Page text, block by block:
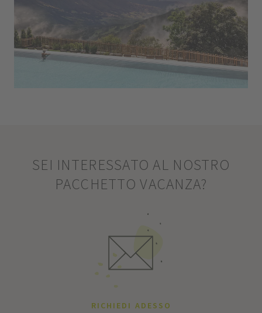
SEI INTERESSATO AL NOSTRO
PACCHETTO VACANZA?
RICHIEDI ADESSO